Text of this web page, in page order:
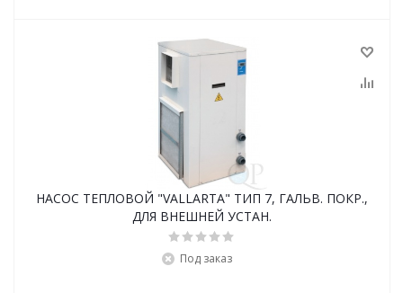
НАСОС ТЕПЛОВОЙ "VALLARTA" ТИП 7, ГАЛЬВ. ПОКР.,
ДЛЯ ВНЕШНЕЙ УСТАН.
Под заказ